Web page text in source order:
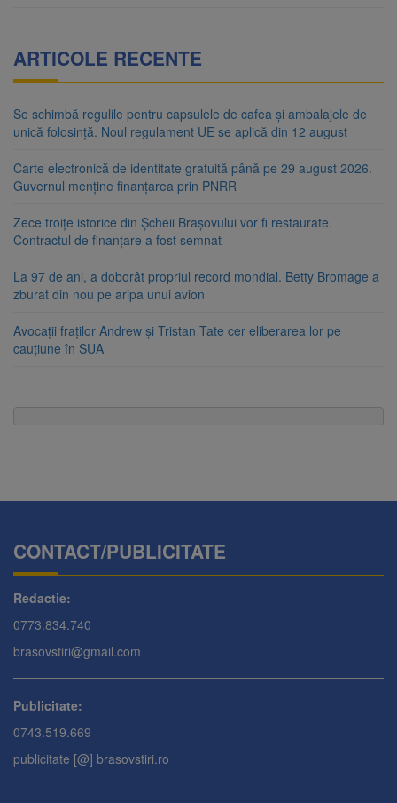
ARTICOLE RECENTE
Se schimbă regulile pentru capsulele de cafea și ambalajele de
unică folosință. Noul regulament UE se aplică din 12 august
Carte electronică de identitate gratuită până pe 29 august 2026.
Guvernul menține finanțarea prin PNRR
Zece troițe istorice din Șcheii Brașovului vor fi restaurate.
Contractul de finanțare a fost semnat
La 97 de ani, a doborât propriul record mondial. Betty Bromage a
zburat din nou pe aripa unui avion
Avocații fraților Andrew și Tristan Tate cer eliberarea lor pe
cauțiune în SUA
CONTACT/PUBLICITATE
Redactie:
0773.834.740
brasovstiri@gmail.com
Publicitate:
0743.519.669
publicitate [@] brasovstiri.ro